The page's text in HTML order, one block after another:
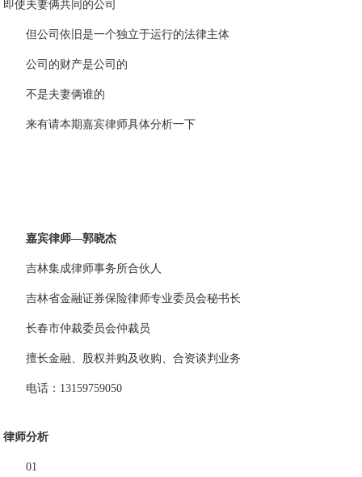
即使夫妻俩共同的公司
但公司依旧是一个独立于运行的法律主体
公司的财产是公司的
不是夫妻俩谁的
来有请本期嘉宾律师具体分析一下
嘉宾律师—郭晓杰
吉林集成律师事务所合伙人
吉林省金融证券保险律师专业委员会秘书长
长春市仲裁委员会仲裁员
擅长金融、股权并购及收购、合资谈判业务
电话：13159759050
律师分析
01